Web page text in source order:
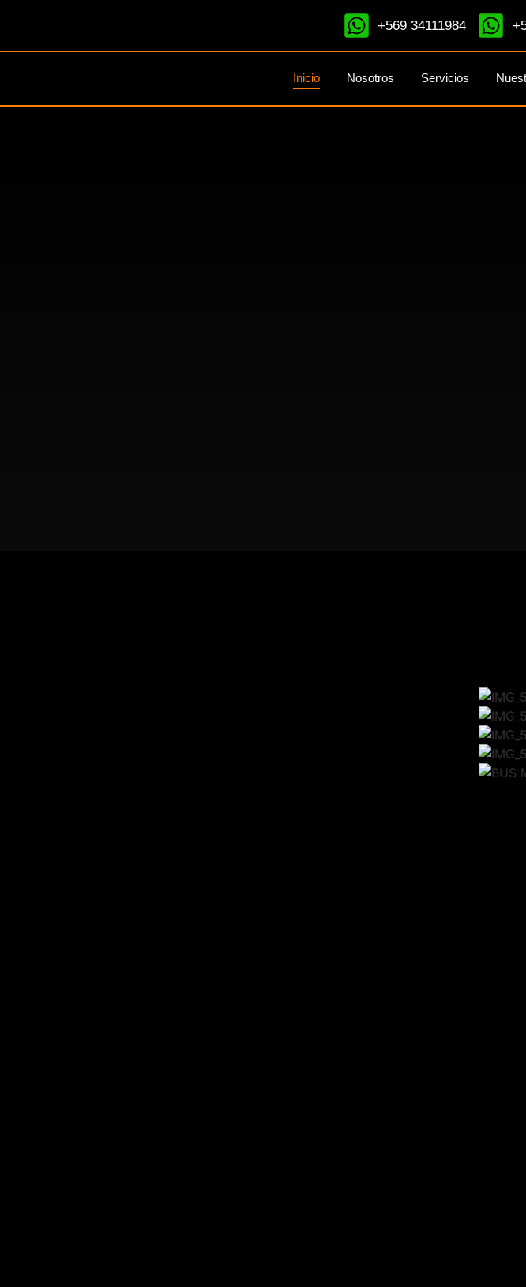
+569 34111984
Inicio Nosotros Servicios